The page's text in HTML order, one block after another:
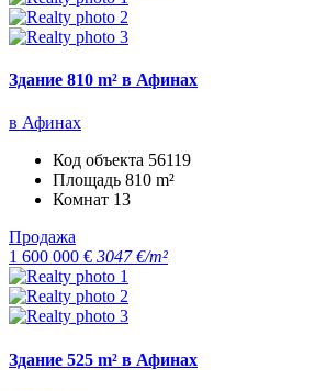
Здание 810 m² в Афинах
в Афинах
Код объекта 56119
Площадь 810 m²
Комнат 13
Продажа
1 600 000 € 3047 €/m²
Здание 525 m² в Афинах